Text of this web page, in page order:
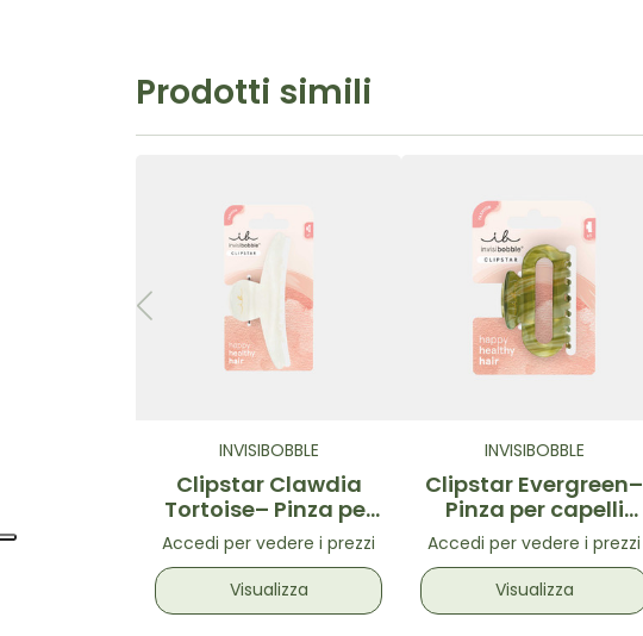
Prodotti simili
INVISIBOBBLE
Clipstar Clawdia
Tortoise– Pinza per
capelli Bianca
Accedi per vedere i prezzi
Visualizza
INVISIBOBBLE
Clipstar Evergreen–
Pinza per capelli
Verde taglia M
Accedi per vedere i prezzi
Visualizza